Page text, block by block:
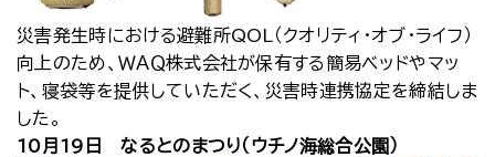
災害発生時における避難所QOL（クオリティ・オブ・ライフ）
向上のため、ＷＡＱ株式会社が保有する簡易ベッドやマッ
ト、寝袋等を提供していただく、災害時連携協定を締結しま
した。
10月19日 なるとのまつり（ウチノ海総合公園）